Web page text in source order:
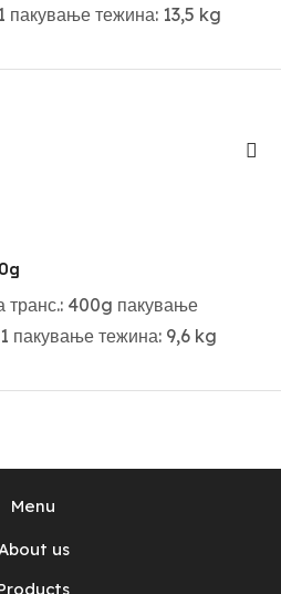
пакување тежина: 13,5 kg
транс.: 400g пакување
пакување тежина: 9,6 kg
Menu
us